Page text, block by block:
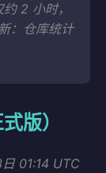
2 小时，
：仓库统计
版）
01:14 UTC